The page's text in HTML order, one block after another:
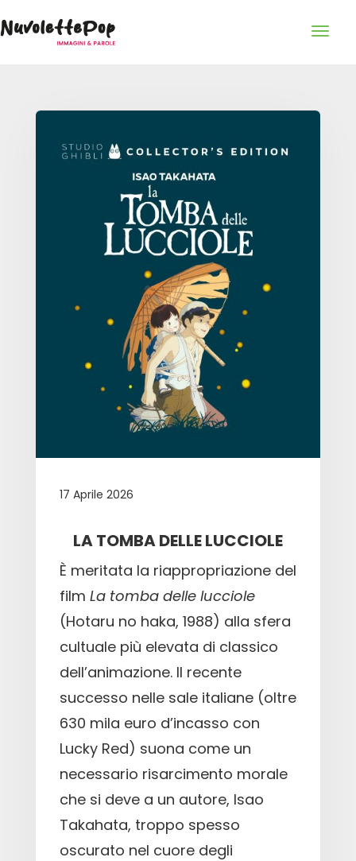
17 Aprile 2026
LA TOMBA DELLE LUCCIOLE
È meritata la riappropriazione del
film La tomba delle lucciole
(Hotaru no haka, 1988) alla sfera
cultuale più elevata di classico
dell’animazione. Il recente
successo nelle sale italiane (oltre
630 mila euro d’incasso con
Lucky Red) suona come un
necessario risarcimento morale
che si deve a un autore, Isao
Takahata, troppo spesso
oscurato nel cuore degli